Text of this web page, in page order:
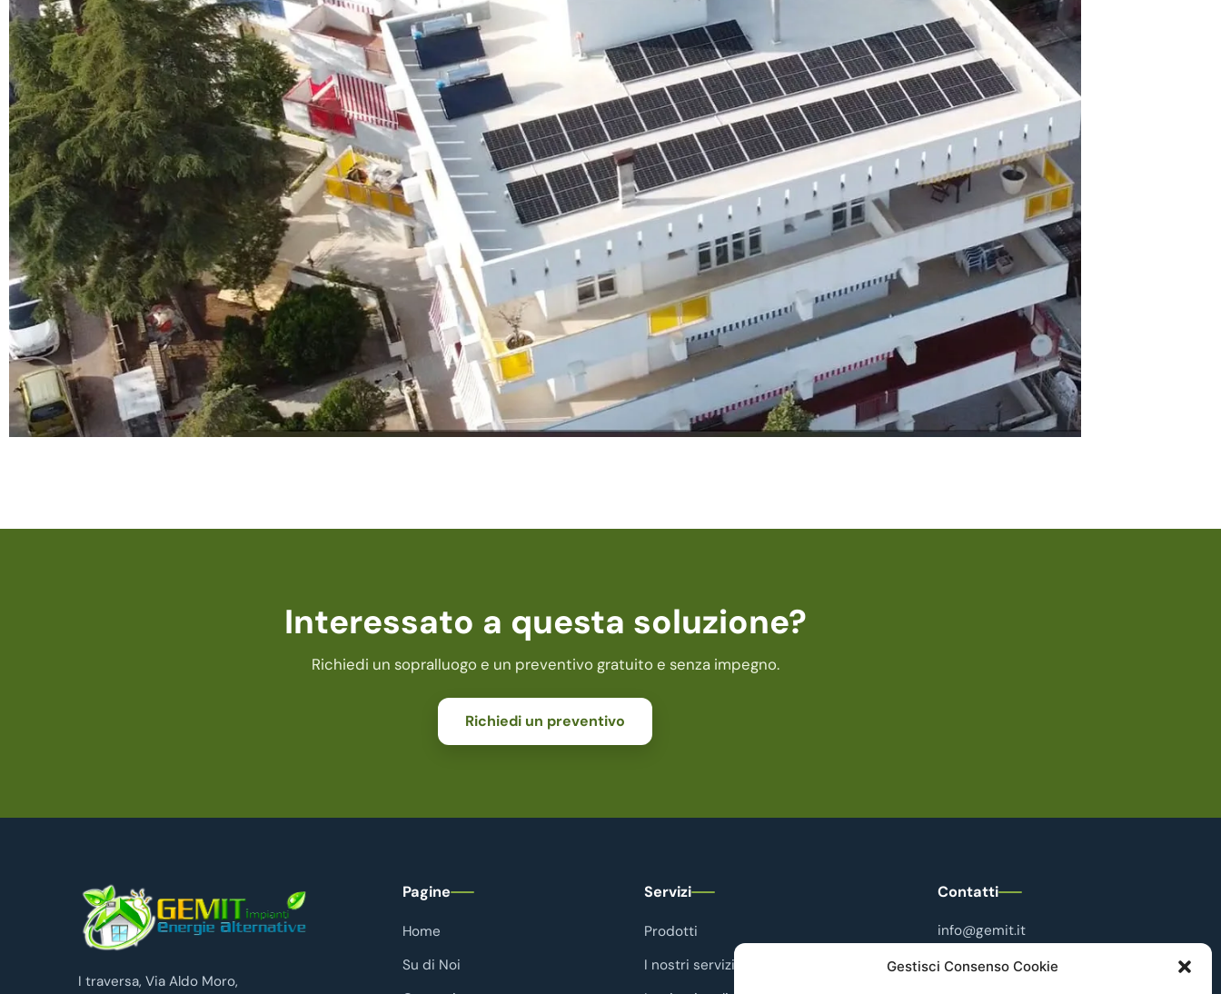
Gestisci Consenso Cookie
Interessato a questa soluzione?
Richiedi un sopralluogo e un preventivo gratuito e senza impegno.
Richiedi un preventivo
I traversa, Via Aldo Moro,
Pagine
Home
Su di Noi
Servizi
Prodotti
I nostri servizi
Contatti
info@gemit.it
+39 3356734037